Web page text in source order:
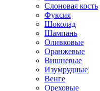
Слоновая кость
Фуксия
Шоколад
Шампань
Оливковые
Оранжевые
Вишневые
Изумрудные
Венге
Ореховые